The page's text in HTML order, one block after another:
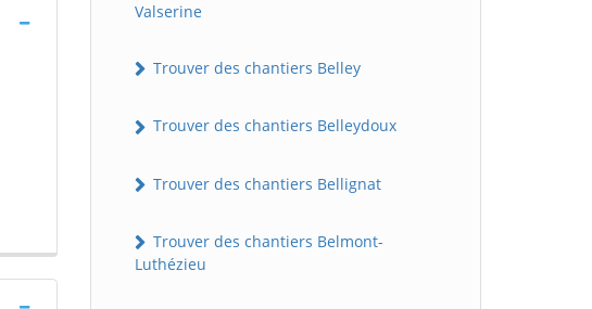
Valserine
Trouver des chantiers Belley
Trouver des chantiers Belleydoux
Trouver des chantiers Bellignat
Trouver des chantiers Belmont-
Luthézieu